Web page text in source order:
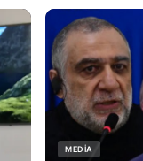
MEDİA